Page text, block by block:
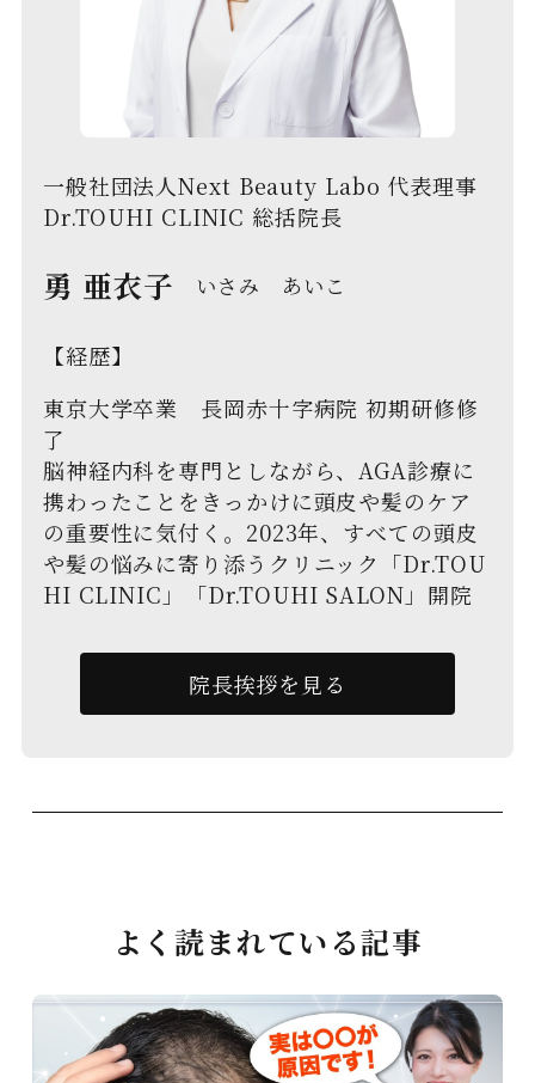
一般社団法人Next Beauty Labo 代表理事
Dr.TOUHI CLINIC 総括院長
勇 亜衣子 いさみ あいこ
【経歴】
東京大学卒業 長岡赤十字病院 初期研修修
了
脳神経内科を専門としながら、AGA診療に
携わったことをきっかけに頭皮や髪のケア
の重要性に気付く。2023年、すべての頭皮
や髪の悩みに寄り添うクリニック「Dr.TOU
HI CLINIC」「Dr.TOUHI SALON」開院
院長挨拶を見る
よく読まれている記事